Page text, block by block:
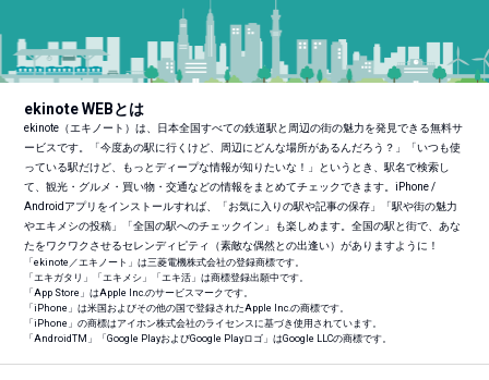
ekinote WEBとは
ekinote（エキノート）は、日本全国すべての鉄道駅と周辺の街の魅力を発見できる無料サ
ービスです。「今度あの駅に行くけど、周辺にどんな場所があるんだろう？」「いつも使
っている駅だけど、もっとディープな情報が知りたいな！」というとき、駅名で検索し
て、観光・グルメ・買い物・交通などの情報をまとめてチェックできます。iPhone /
Androidアプリをインストールすれば、「お気に入りの駅や記事の保存」「駅や街の魅力
やエキメシの投稿」「全国の駅へのチェックイン」も楽しめます。全国の駅と街で、あな
たをワクワクさせるセレンディピティ（素敵な偶然との出逢い）がありますように！
「ekinote／エキノート」は三菱電機株式会社の登録商標です。
「エキガタリ」「エキメシ」「エキ活」は商標登録出願中です。
「App Store」はApple Inc.のサービスマークです。
「iPhone」は米国およびその他の国で登録されたApple Inc.の商標です。
「iPhone」の商標はアイホン株式会社のライセンスに基づき使用されています。
「AndroidTM 」「Google PlayおよびGoogle Playロゴ」はGoogle LLCの商標です。